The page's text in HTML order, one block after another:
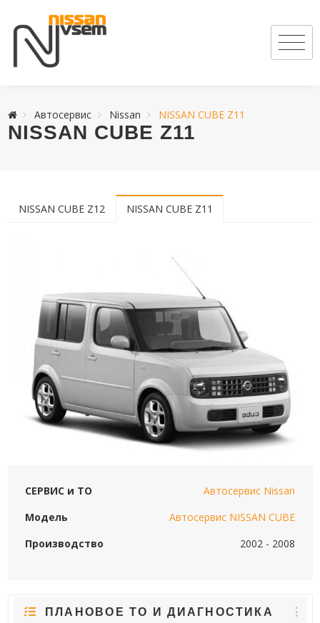
Автосервис Nissan NISSAN CUBE Z11
NISSAN CUBE Z11
NISSAN CUBE Z12 NISSAN CUBE Z11
СЕРВИС и ТО
Автосервис Nissan
Модель
Автосервис NISSAN CUBE
Производство
2002 - 2008
ПЛАНОВОЕ ТО И ДИАГНОСТИКА